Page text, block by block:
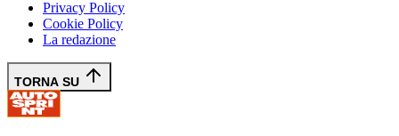
Privacy Policy
Cookie Policy
La redazione
TORNA SU